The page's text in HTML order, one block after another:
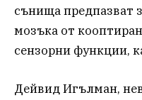
сънища предпазват
мозъка от
сензорни функции,
Дейвид Игълман,